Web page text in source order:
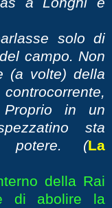
solo di
campo. Non
(a volte) della
Proprio in un
sta
potere. (La
della Rai
di abolire la